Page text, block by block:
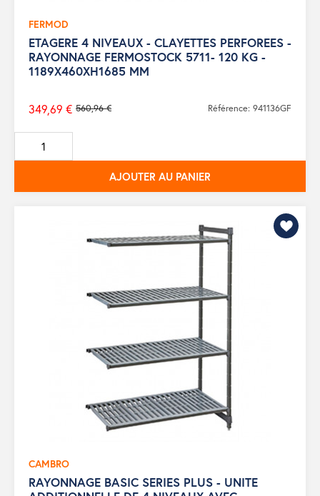
FERMOD
ETAGERE 4 NIVEAUX - CLAYETTES PERFOREES -
RAYONNAGE FERMOSTOCK 5711- 120 KG -
1189X460XH1685 MM
Prix
de
base
560,96 €
349,69 € Référence: 941136GF
AJOUTER AU PANIER
CAMBRO
RAYONNAGE BASIC SERIES PLUS - UNITE